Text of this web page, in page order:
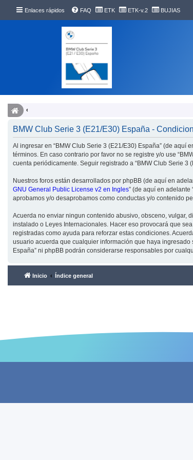
Enlaces rápidos FAQ ETK ETK-v.2 BUJIAS
BMW Club Serie 3 (E21/E30) España -
Al ingresar en “BMW Club Serie 3 (E21/E30) España” (de aquí
términos. En caso contrario por favor no se registre y/o use
cuenta periódicamente. Seguir registrado a “BMW Club Serie
Nuestros foros están desarrollados por phpBB (de aquí en
GNU General Public License v2 en Ingles” (de aquí en adelante
aprobamos y/o desaprobamos como conductas y/o contenido
Acuerda no enviar ningun contenido abusivo, obsceno, vulgar,
instalado o Leyes Internacionales. Hacer eso provocará que
registradas como ayuda para reforzar estas condiciones.
usuario acuerda que cualquier información que haya
España” ni phpBB podrán considerarse responsables por
Inicio Índice general